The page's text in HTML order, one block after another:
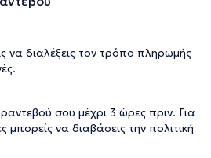
να διαλέξεις τον τρόπο πληρωμής
σου μέχρι 3 ώρες πριν. Για
μπορείς να διαβάσεις την πολιτική